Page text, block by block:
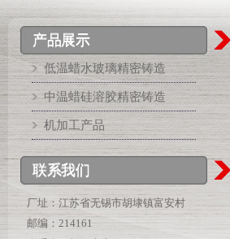
产品展示
低温蜡水玻璃精密铸造
中温蜡硅溶胶精密铸造
机加工产品
联系我们
厂址：江苏省无锡市胡埭镇富安村
邮编：214161